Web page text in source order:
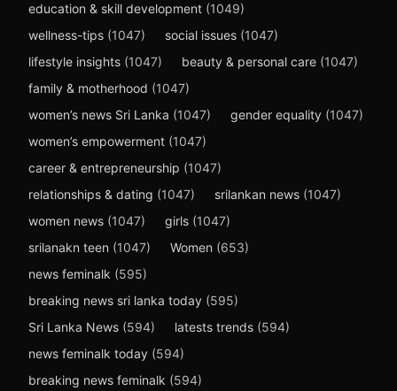
education & skill development (1049)
wellness-tips (1047) social issues (1047)
lifestyle insights (1047) beauty & personal care (1047)
family & motherhood (1047)
women’s news Sri Lanka (1047) gender equality (1047)
women’s empowerment (1047)
career & entrepreneurship (1047)
relationships & dating (1047) srilankan news (1047)
women news (1047) girls (1047)
srilanakn teen (1047) Women (653)
news feminalk (595)
breaking news sri lanka today (595)
Sri Lanka News (594) latests trends (594)
news feminalk today (594)
breaking news feminalk (594)